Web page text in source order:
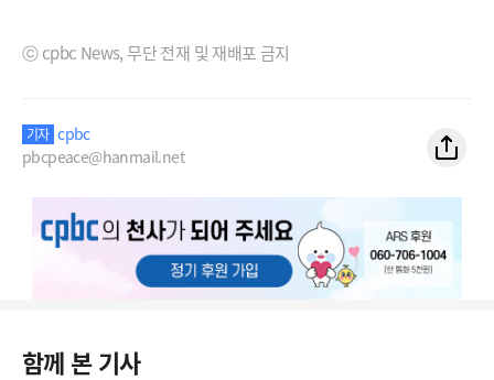
ⓒ cpbc News, 무단 전재 및 재배포 금지
기자 cpbc
pbcpeace@hanmail.net
함께 본 기사